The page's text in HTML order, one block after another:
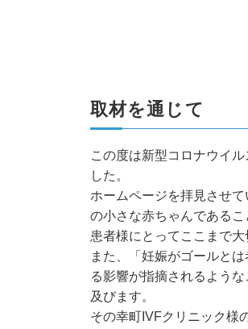
取材を通じて
この度は新型コロナウイ
した。
ホームページを拝見させ
の小さな赤ちゃんである
患者様にとってここまで
また、「妊娠がゴールと
る影響が指摘されるよう
及びます。
その幸町IVFクリニック様